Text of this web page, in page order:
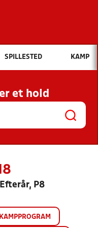
Hvad vil du søge efter?
OG NYHEDER
KLUBBER OG
SPILLESTED KAMP
et hold
P8
KAMPPROGRAM